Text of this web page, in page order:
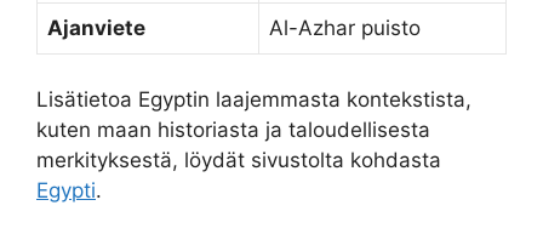
Ajanviete Al-Azhar puisto
Lisätietoa Egyptin laajemmasta kontekstista,
kuten maan historiasta ja taloudellisesta
merkityksestä, löydät sivustolta kohdasta
Egypti.